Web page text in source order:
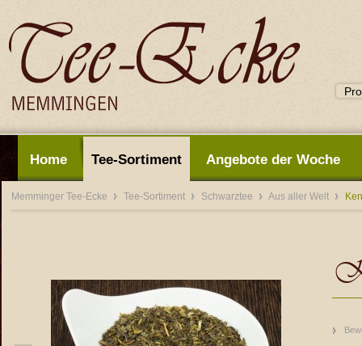
Home Tee-Sortiment Angebote der Woche
Memminger Tee-Ecke Tee-Sortiment Schwarztee Aus aller Welt